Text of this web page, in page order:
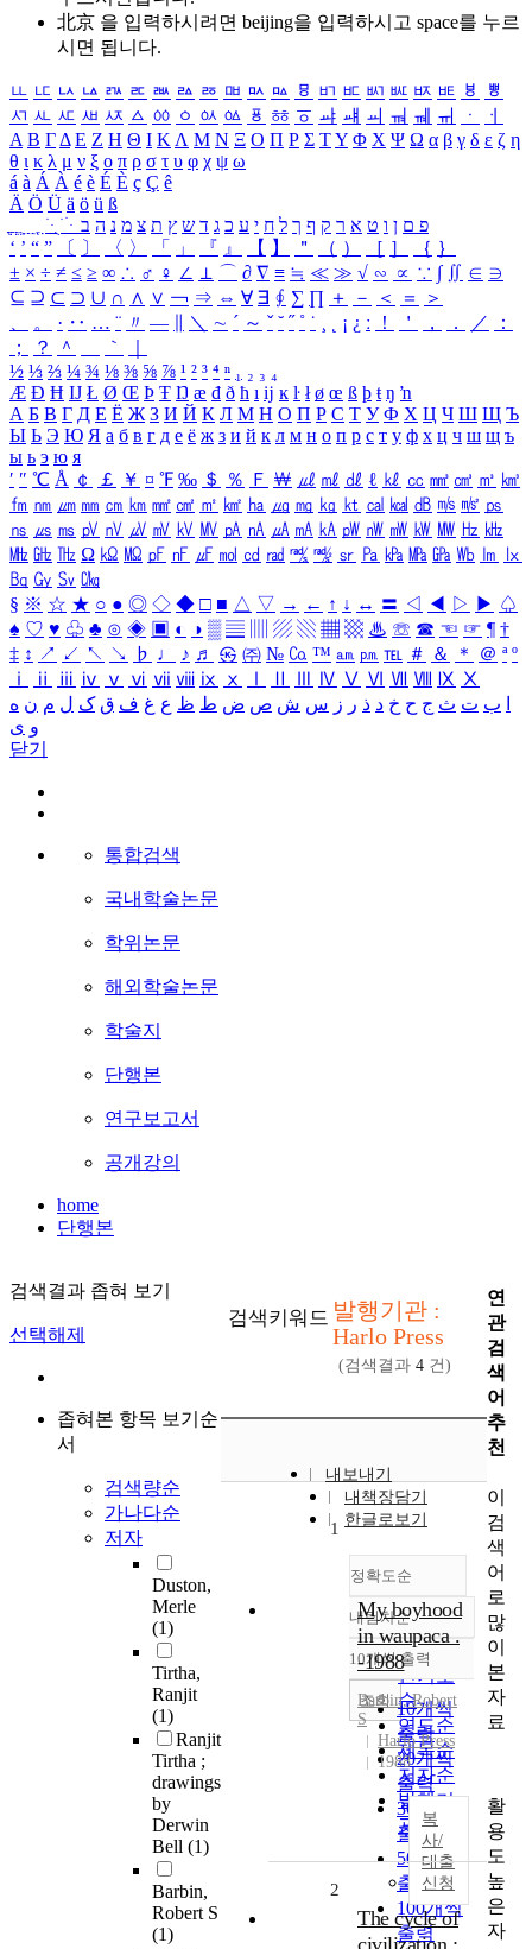
北京 을 입력하시려면 beijing을 입력하시고 space를 누르
시면 됩니다.
ㅥ ㅦ ㅧ ㅨ ㅩ ㅪ ㅫ ㅬ ㅭ ㅮ ㅯ ㅰ ㅱ ㅲ ㅳ ㅴ ㅵ ㅶ ㅷ ㅸ
ㅹ
ㅺ ㅻ ㅼ ㅽ ㅾ ㅿ ㆀ ㆁ ㆂ ㆃ ㆄ ㆅ ㆆ ㆇ ㆈ ㆉ ㆊ ㆋ ㆌ ㆍ
ㆎ
Α Β ΓΔ Ε Ζ Η Θ Ι ΚΛ Μ Ν Ξ Ο Π Ρ Σ ΤΥ Φ Χ Ψ Ω α β γ δ ε ζ η
θ ι κ λ μ ν ξ ο π ρ σ τ υ φ χ ψ ω
á à Á À é è É È ç Ç ê
Ä Ö Ü ä ö ü ß
ִֶֹ ֻּ ׁׂ פ ם ן ו ט א ר ק ף ך ל ח י ע כ ג ד ש ץ ת צ מ נ ה ב
‘ ’ “ ” 〔 〕 〈 〉 「 」 『 』 【 】 ＂ （ ） ［ ］ ｛ ｝
± × ÷ ≠ ≤ ≥ ∞ ∴ ♂ ♀ ∠ ⊥ ⌒ ∂ ∇ ≡ ≒ ≪ ≫ √ ∽ ∝ ∵ ∫ ∬ ∈ ∋
⊆ ⊇ ⊂ ⊃ ∪ ∩ ∧ ∨ ￢ ⇒ ⇔ ∀ ∃ ∮ ∑ ∏ ＋ － ＜ ＝
＞
、
。 · ‥ … ¨ 〃 ― ＼ ∼ ´ ～ ˇ ˘ ˝ ˚ ˙ ¸ ¡ ¿ ː ！ ＇ ， ． ／
：
；
？ ＾ ｀
½ ⅓ ⅔ ¼ ¾ ⅛ ⅜ ⅝ ⅞ ¹ ² ³ ⁴ ⁿ ₁ ₂ ₃ ₄
Æ Ð Ħ Ĳ Ł Ø Œ Þ Ŧ Ŋ æ đ ð ħ ı ĳ ĸ ŀ ł ø œ ß þ ŧ ŋ ŉ
А Б В Г Д Е Ё Ж З И Й К Л М Н О П Р С Т У Ф Х Ц Ч Ш Щ Ъ
Ы Ь Э Ю Я а б в г д е ё ж з и й к л м н о п р с т у ф х ц ч ш щ ъ
ы ь э ю я
′ ″ ℃ Å ￠ ￡ ￥ ¤ ℉ ‰ ＄ ％ Ｆ ￦ ㎕ ㎖ ㎗ ℓ ㎘ ㏄ ㎣ ㎤ ㎥ ㎦
㎙ ㎚ ㎛ ㎜ ㎝ ㎞ ㎟ ㎠ ㎡ ㎢ ㏊ ㎍ ㎎ ㎏ ㏏ ㎈ ㎉ ㏈ ㎧ ㎨ ㎰
㎱ ㎲ ㎳ ㎴ ㎵ ㎶ ㎷ ㎸ ㎹ ㎀ ㎁ ㎂ ㎃ ㎄ ㎺ ㎻ ㎽ ㎾ ㎿ ㎐ ㎑
㎒ ㎓ ㎔ Ω ㏀ ㏁ ㎊ ㎋ ㎌ ㏖ ㏅ ㎭ ㎮ ㎯ ㏛ ㎩ ㎪ ㎫ ㎬ ㏝ ㏐
㏓
㏃ ㏉ ㏜ ㏆
§ ※ ☆ ★ ○ ● ◎ ◇ ◆ □ ■ △ ▽ → ← ↑ ↓ ↔ 〓 ◁ ◀ ▷ ▶ ♤
♠ ♡ ♥ ♧ ♣ ⊙ ◈ ▣ ◐ ◑ ▒ ▤ ▨ ▧ ▦ ▩ ♨ ☏ ☎ ☜ ☞ ¶ †
‡ ↕ ↗ ↙ ↖ ↘ ♭ ♩ ♪ ♬ ㉿ ㈜ № ㏇ ™ ㏂ ㏘ ℡ ＃ ＆ ＊ ＠ ª º
ⅰ
ⅱ ⅲ ⅳ ⅴ ⅵ ⅶ ⅷ ⅸ ⅹ Ⅳ Ⅴ Ⅵ Ⅶ Ⅷ Ⅸ Ⅹ
ب ت ث ج ح خ د ذ ر ز س ش ص ض ط ظ ع غ ف ق ک ل م ن ه
و ی
닫기
통합검색
국내학술논문
학위논문
해외학술논문
학술지
단행본
연구보고서
공개강의
home
단행본
검색결과 좁혀 보기
선택해제
좁혀본 항목 보기순
서
검색량순
가나다순
저자
Duston,
Merle
(1)
Tirtha,
Ranjit
(1)
Ranjit
Tirtha ;
drawings
by
Derwin
Bell (1)
Barbin,
Robert S
(1)
검색키워드 발행기관 :
Harlo Press
(검색결과 4 건)
내보내기
내책장담기
한글로보기
정확도순
정확도
순
인기도
순
연도순
제목순
저자순
발행기
관순
내림차순
내림차순
10개씩 출력
10개씩
출력
20개씩
출력
30개씩
출력
50개씩
출력
100개씩
출력
조회
1
My boyhood
in waupaca .
-1988
Barbin, Robert
S
Harlo Press
1988
복
사/
대출
신청
2
The cycle of
연
관
검
색
어
추
천
이
검
색
어
로
많
이
본
자
료
활
용
도
높
은
자